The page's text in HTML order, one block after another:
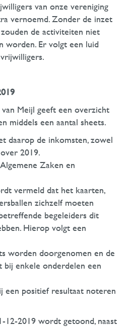
van onze vereniging
vernoemd. Zonder de inzet
de activiteiten niet
worden. Er volgt een luid
Meijl geeft een overzicht
middels een aantal sheets.
daarop de inkomsten, zowel
2019.
Zaken en
vermeld dat het kaarten,
zichzelf moeten
begeleiders dit
Hierop volgt een
worden doorgenomen en de
bij enkele onderdelen een
een positief resultaat noteren
12-2019 wordt getoond, naast